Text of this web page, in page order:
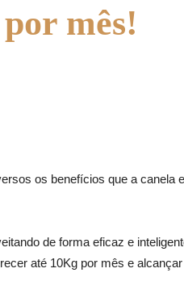
mês!
os benefícios que a canela
de forma eficaz e
até 10Kg por mês e